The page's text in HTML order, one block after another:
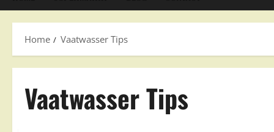
Home Vaatwasser Tips
Vaatwasser Tips